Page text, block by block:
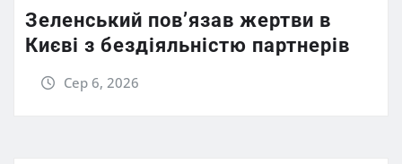
Зеленський пов’язав жертви в
Києві з бездіяльністю партнерів
Сер 6, 2026